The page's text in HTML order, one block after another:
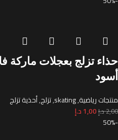
أسود
منتجات رياضية,
skating
,تزلج,أحذية تزلج
2,00د.إ1,00د.إ
-50%